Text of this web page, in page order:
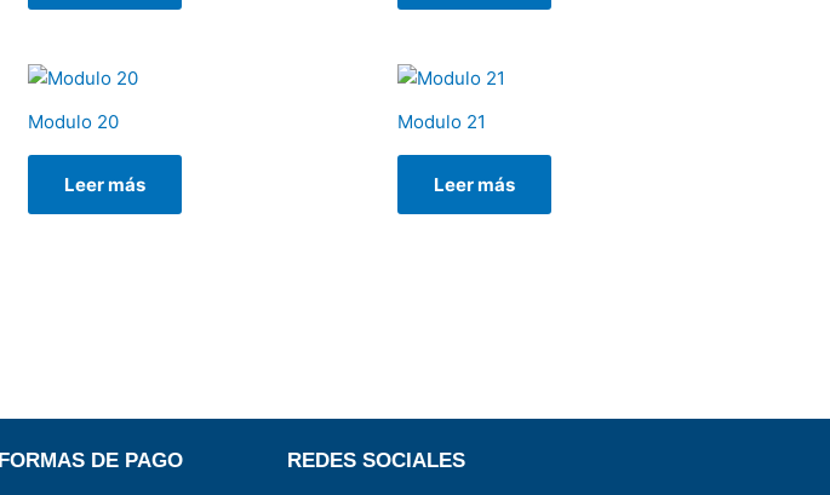
Modulo 20
Leer más
Modulo 21
Leer más
FORMAS DE PAGO REDES SOCIALES